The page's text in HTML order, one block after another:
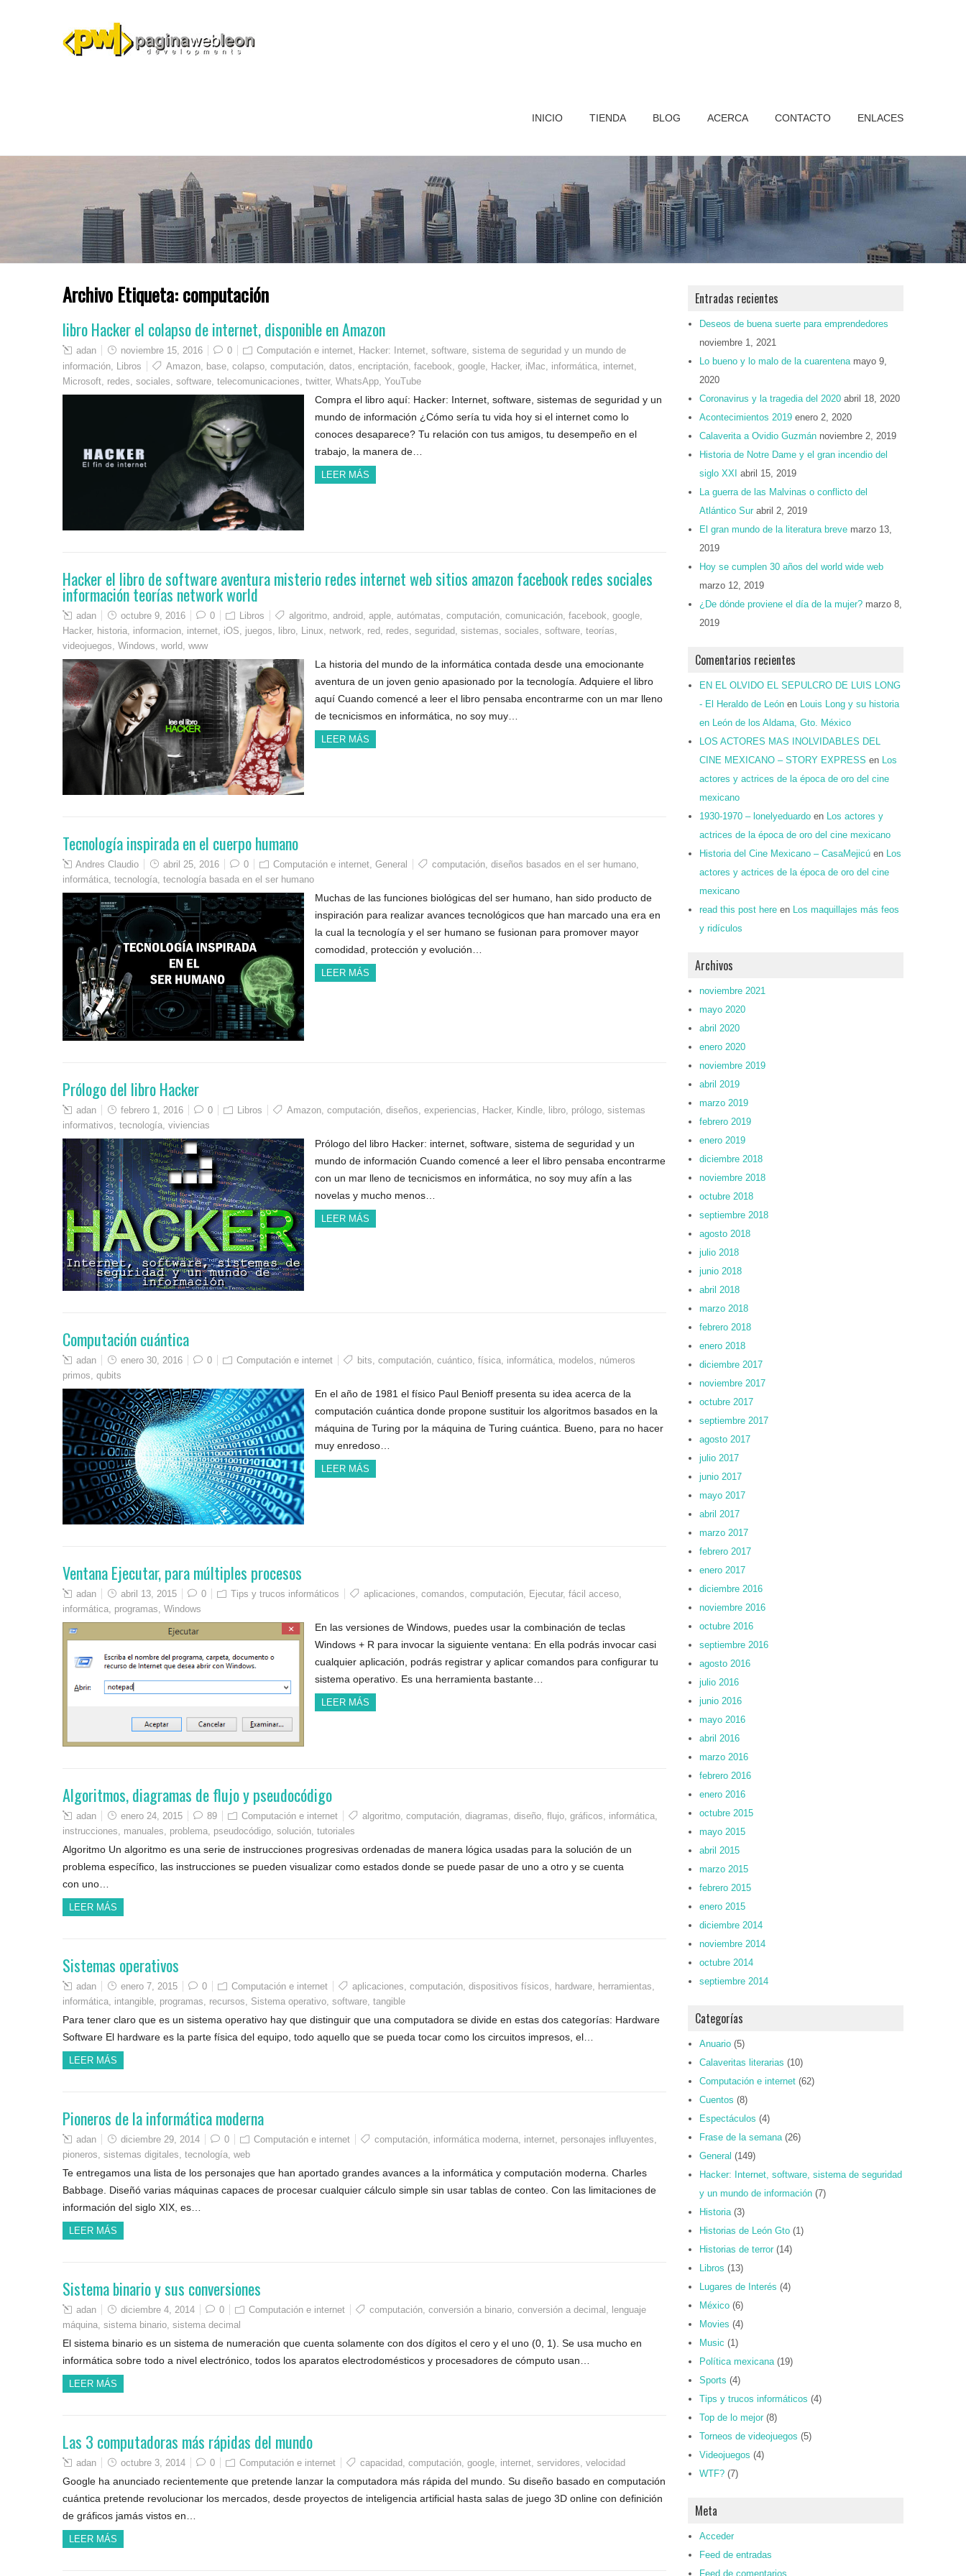
INICIO TIENDA BLOG ACERCA CONTACTO ENLACES
Archivo Etiqueta:computación
libro Hacker el colapso de internet, disponible en Amazon
adan noviembre 15, 2016 0 Computación e internet, Hacker: Internet, software, sistema de seguridad y un mundo de
información, Libros Amazon, base, colapso, computación, datos, encriptación, facebook, google, Hacker, iMac, informática, internet,
Microsoft, redes, sociales, software, telecomunicaciones, twitter, WhatsApp, YouTube
Compra el libro aquí: Hacker: Internet, software, sistemas de seguridad y un
mundo de información ¿Cómo sería tu vida hoy si el internet como lo
conoces desaparece? Tu relación con tus amigos, tu desempeño en el
trabajo, la manera de…
LEER MÁS
Hacker el libro de software aventura misterio redes internet web sitios amazon facebook redes sociales
información teorías network world
adan octubre 9, 2016 0 Libros algoritmo, android, apple, autómatas, computación, comunicación, facebook, google,
Hacker, historia, informacion, internet, iOS, juegos, libro, Linux, network, red, redes, seguridad, sistemas, sociales, software, teorías,
videojuegos, Windows, world, www
La historia del mundo de la informática contada desde una emocionante
aventura de un joven genio apasionado por la tecnología. Adquiere el libro
aquí Cuando comencé a leer el libro pensaba encontrarme con un mar lleno
de tecnicismos en informática, no soy muy…
LEER MÁS
Tecnología inspirada en el cuerpo humano
Andres Claudio abril 25, 2016 0 Computación e internet, General computación, diseños basados en el ser humano,
informática, tecnología, tecnología basada en el ser humano
Muchas de las funciones biológicas del ser humano, han sido producto de
inspiración para realizar avances tecnológicos que han marcado una era en
la cual la tecnología y el ser humano se fusionan para promover mayor
comodidad, protección y evolución…
LEER MÁS
Prólogo del libro Hacker
adan febrero 1, 2016 0 Libros Amazon, computación, diseños, experiencias, Hacker, Kindle, libro, prólogo, sistemas
informativos, tecnología, viviencias
Prólogo del libro Hacker: internet, software, sistema de seguridad y un
mundo de información Cuando comencé a leer el libro pensaba encontrarme
con un mar lleno de tecnicismos en informática, no soy muy afín a las
novelas y mucho menos…
LEER MÁS
Computación cuántica
adan enero 30, 2016 0 Computación e internet bits computación cuántico física informática modelos
números
primos qubits
En el año de 1981 el físico Paul Benioff presenta su idea acerca de la
computación cuántica donde propone sustituir los algoritmos basados en la
máquina de Turing por la máquina de Turing cuántica. Bueno, para no hacer
muy enredoso…
LEER MÁS
Ventana Ejecutar, para múltiples procesos
adan abril 13, 2015 0 Tips y trucos informáticos aplicaciones comandos computación Ejecutar, fácil acceso
informática programas Windows
En las versiones de Windows, puedes usar la combinación de teclas
Windows + R para invocar la siguiente ventana: En ella podrás invocar casi
cualquier aplicación, podrás registrar y aplicar comandos para configurar tu
sistema operativo. Es una herramienta bastante…
LEER MÁS
Algoritmos, diagramas de flujo y pseudocódigo
adan enero 24, 2015 89 Computación e internet algoritmo computación diagramas diseño flujo gráficos informática
instrucciones
manuales problema pseudocódigo solución tutoriales
Algoritmo Un algoritmo es una serie de instrucciones progresivas ordenadas de manera lógica usadas para la solución de un
problema específico, las instrucciones se pueden visualizar como estados donde se puede pasar de uno a otro y se cuenta
con uno…
LEER MÁS
Sistemas operativos
adan enero 7, 2015 0 Computación e internet aplicaciones computación dispositivos físicos hardware herramientas
informática intangible programas recursos Sistema operativo software tangible
Para tener claro que es un sistema operativo hay que distinguir que una computadora se divide en estas dos categorías: Hardware
Software El hardware es la parte física del equipo, todo aquello que se pueda tocar como los circuitos impresos, el…
LEER MÁS
Pioneros de la informática moderna
adan diciembre 29, 2014 0 Computación e internet computación informática moderna internet personajes influyentes
pioneros sistemas digitales tecnología web
Te entregamos una lista de los personajes que han aportado grandes avances a la informática y computación moderna. Charles
Babbage. Diseñó varias máquinas capaces de procesar cualquier cálculo simple sin usar tablas de conteo. Con las limitaciones de
información del siglo XIX, es…
LEER MÁS
Sistema binario y sus conversiones
adan diciembre 4, 2014 0 Computación e internet computación conversión a binario conversión a decimal
lenguaje
máquina sistema binario sistema decimal
El sistema binario es un sistema de numeración que cuenta solamente con dos dígitos el cero y el uno (0, 1). Se usa mucho en
informática sobre todo a nivel electrónico, todos los aparatos electrodomésticos y procesadores de cómputo usan…
LEER MÁS
Las 3 computadoras más rápidas del mundo
adan octubre 3, 2014 0 Computación e internet capacidad computación google internet servidores velocidad
Google ha anunciado recientemente que pretende lanzar la computadora más rápida del mundo. Su diseño basado en computación
cuántica pretende revolucionar los mercados, desde proyectos de inteligencia artificial hasta salas de juego 3D online con definición
de gráficos jamás vistos en…
LEER MÁS
Entradas recientes
Deseos de buena suerte para emprendedores
noviembre 1, 2021
Lo bueno y lo malo de la cuarentena mayo 9,
2020
Coronavirus y la tragedia del 2020 abril 18, 2020
Acontecimientos 2019 enero 2, 2020
Calaverita a Ovidio Guzmán noviembre 2, 2019
Historia de Notre Dame y el gran incendio del
siglo XXI abril 15, 2019
La guerra de las Malvinas o conflicto del
Atlántico Sur abril 2, 2019
El gran mundo de la literatura breve marzo 13,
2019
Hoy se cumplen 30 años del world wide web
marzo 12, 2019
¿De dónde proviene el día de la mujer? marzo 8,
2019
Comentarios recientes
EN EL OLVIDO EL SEPULCRO DE LUIS LONG
- El Heraldo de León en Louis Long y su historia
en León de los Aldama, Gto. México
LOS ACTORES MAS INOLVIDABLES DEL
CINE MEXICANO – STORY EXPRESS en Los
actores y actrices de la época de oro del cine
mexicano
1930-1970 – lonelyeduardo en Los actores y
actrices de la época de oro del cine mexicano
Historia del Cine Mexicano – CasaMejicú en Los
actores y actrices de la época de oro del cine
mexicano
read this post here en Los maquillajes más feos
y ridículos
Archivos
noviembre 2021
mayo 2020
abril 2020
enero 2020
noviembre 2019
abril 2019
marzo 2019
febrero 2019
enero 2019
diciembre 2018
noviembre 2018
octubre 2018
septiembre 2018
agosto 2018
julio 2018
junio 2018
abril 2018
marzo 2018
febrero 2018
enero 2018
diciembre 2017
noviembre 2017
octubre 2017
septiembre 2017
agosto 2017
julio 2017
junio 2017
mayo 2017
abril 2017
marzo 2017
febrero 2017
enero 2017
diciembre 2016
noviembre 2016
octubre 2016
septiembre 2016
agosto 2016
julio 2016
junio 2016
mayo 2016
abril 2016
marzo 2016
febrero 2016
enero 2016
octubre 2015
mayo 2015
abril 2015
marzo 2015
febrero 2015
enero 2015
diciembre 2014
noviembre 2014
octubre 2014
septiembre 2014
Categorías
Anuario (5)
Calaveritas literarias (10)
Computación e internet (62)
Cuentos (8)
Espectáculos (4)
Frase de la semana(26)
General (149)
Hacker: Internet, software, sistema de seguridad
y un mundo de información (7)
Historia(3)
Historias de León Gto (1)
Historias de terror (14)
Libros (13)
Lugares de Interés (4)
México (6)
Movies (4)
Music (1)
Política mexicana(19)
Sports (4)
Tips y trucos informáticos (4)
Top de lo mejor (8)
Torneos de videojuegos (5)
Videojuegos (4)
WTF? (7)
Meta
Acceder
Feed de entradas
Feed de comentarios